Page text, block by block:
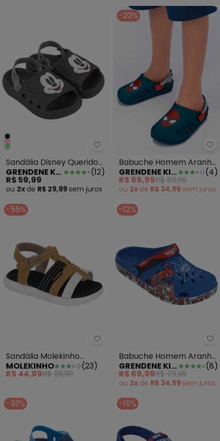
Grendene Kids - Sandália
Sandália Disney Queridos
Preto
GRENDENE KIDS (12)
R$ 59,99
ou 2x de R$ 29,99 sem juros
-22%
Babuche Homem Aranha
Web Azul
GRENDENE KIDS (4)
R$ 69,99R$ 89,99
ou 2x de R$ 34,99 sem juros
-55%
Sandália Molekinho (Marrom)
Sandália Molekinho
(Marrom)
MOLEKINHO (23)
R$ 44,99R$ 99,99
-12%
Babuche Homem Aranha
Quadrinhos Azul
GRENDENE KIDS (8)
R$ 69,99R$ 79,99
ou 2x de R$ 34,99 sem juros
-33% -15%